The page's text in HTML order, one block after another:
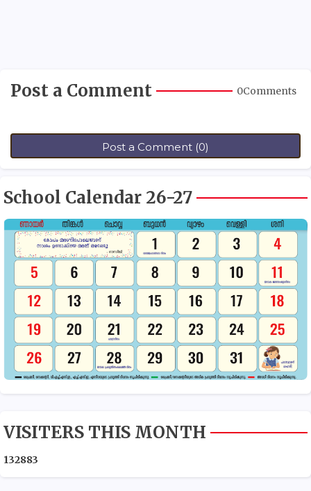
Post a Comment 0Comments
Post a Comment (0)
School Calendar 26-27
VISITERS THIS MONTH
132883